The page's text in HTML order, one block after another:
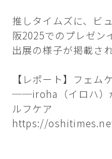
推しタイムズに、ビ
阪2025でのプレゼン
出展の様子が掲載さ
【レポート】フェム
──iroha（イロハ）
ルフケア
https://